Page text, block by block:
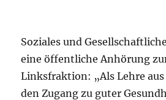
Soziales und
eine öffentliche Anhörung
Linksfraktion: „Als Lehre
den Zugang zu guter